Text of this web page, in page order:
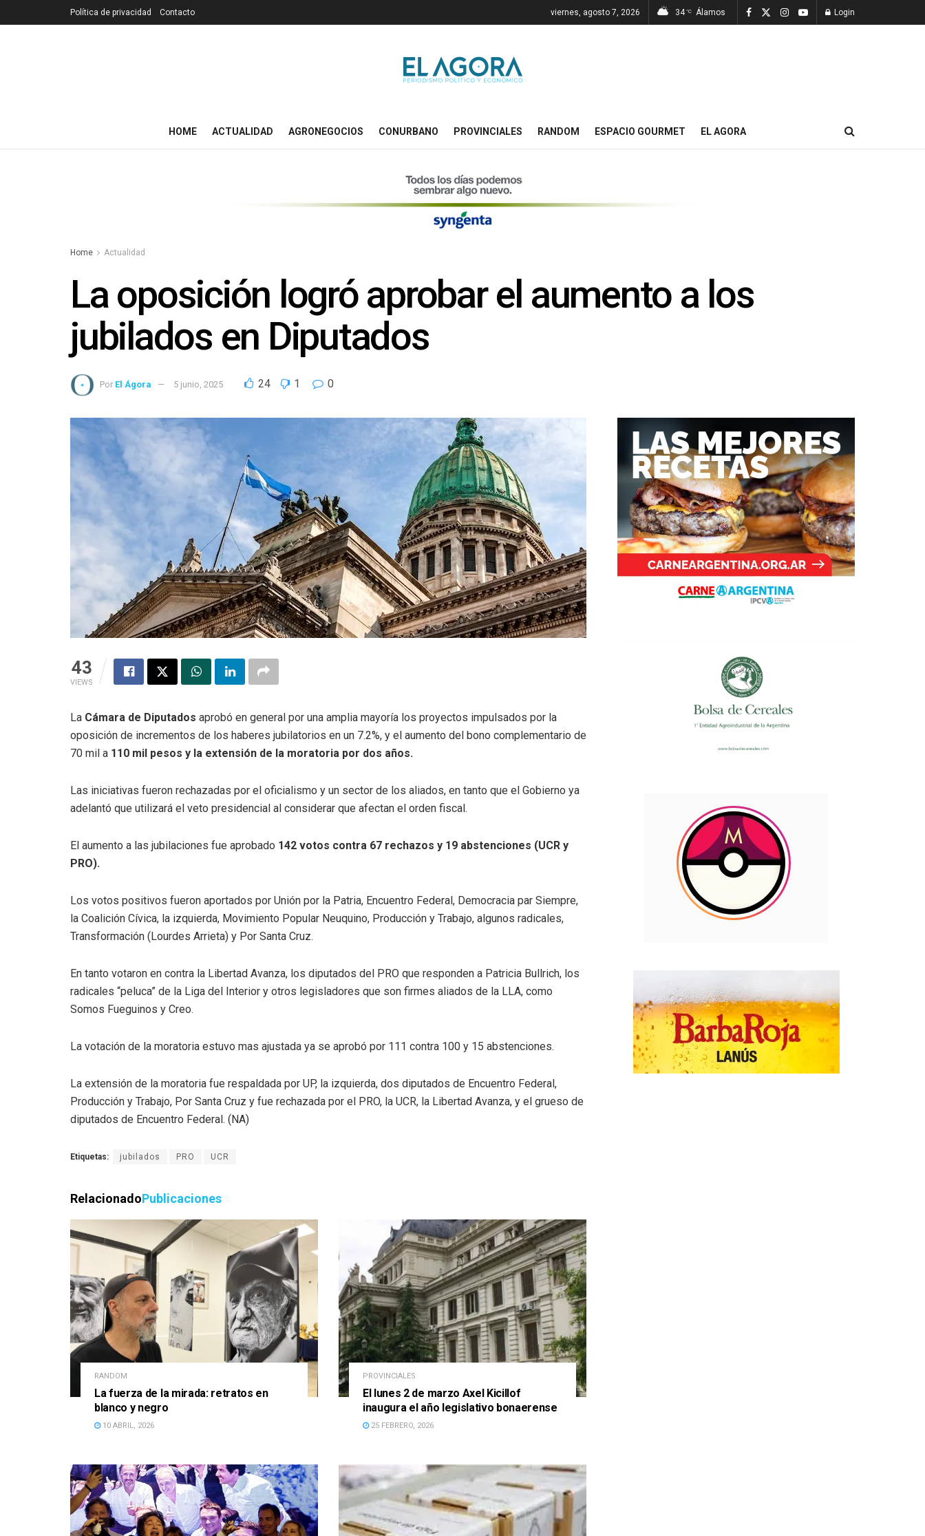
Política de privacidad Contacto viernes, agosto 7, 2026 34 °C Álamos Login
HOME ACTUALIDAD AGRONEGOCIOS CONURBANO PROVINCIALES RANDOM ESPACIO GOURMET EL AGORA
Home Actualidad
La oposición logró aprobar el aumento a los
jubilados en Diputados
Por El Ágora 5 junio, 2025 24 1 0
43
VIEWS
La Cámara de Diputados aprobó en general por una amplia mayoría los proyectos impulsados por la
oposición de incrementos de los haberes jubilatorios en un 7.2%, y el aumento del bono complementario de
70 mil a 110 mil pesos y la extensión de la moratoria por dos años.
Las iniciativas fueron rechazadas por el oficialismo y un sector de los aliados, en tanto que el Gobierno ya
adelantó que utilizará el veto presidencial al considerar que afectan el orden fiscal.
El aumento a las jubilaciones fue aprobado 142 votos contra 67 rechazos y 19 abstenciones (UCR y
PRO).
Los votos positivos fueron aportados por Unión por la Patria, Encuentro Federal, Democracia par Siempre,
la Coalición Cívica, la izquierda, Movimiento Popular Neuquino, Producción y Trabajo, algunos radicales,
Transformación (Lourdes Arrieta) y Por Santa Cruz.
En tanto votaron en contra la Libertad Avanza, los diputados del PRO que responden a Patricia Bullrich, los
radicales “peluca” de la Liga del Interior y otros legisladores que son firmes aliados de la LLA, como
Somos Fueguinos y Creo.
La votación de la moratoria estuvo mas ajustada ya se aprobó por 111 contra 100 y 15 abstenciones.
La extensión de la moratoria fue respaldada por UP, la izquierda, dos diputados de Encuentro Federal,
Producción y Trabajo, Por Santa Cruz y fue rechazada por el PRO, la UCR, la Libertad Avanza, y el grueso de
diputados de Encuentro Federal. (NA)
Etiquetas: jubilados PRO UCR
RelacionadoPublicaciones
RANDOM
La fuerza de la mirada: retratos en
blanco y negro
10 ABRIL, 2026
PROVINCIALES
El lunes 2 de marzo Axel Kicillof
inaugura el año legislativo bonaerense
25 FEBRERO, 2026